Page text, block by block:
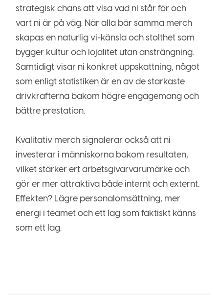
strategisk chans att visa vad ni står för och
vart ni är på väg. När alla bär samma merch
skapas en naturlig vi-känsla och stolthet som
bygger kultur och lojalitet utan ansträngning.
Samtidigt visar ni konkret uppskattning, något
som enligt statistiken är en av de starkaste
drivkrafterna bakom högre engagemang och
bättre prestation.
Kvalitativ merch signalerar också att ni
investerar i människorna bakom resultaten,
vilket stärker ert arbetsgivarvarumärke och
gör er mer attraktiva både internt och externt.
Effekten? Lägre personalomsättning, mer
energi i teamet och ett lag som faktiskt känns
som ett lag.